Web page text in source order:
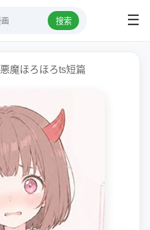
搜索 ☰
悪魔ほろほろts短篇